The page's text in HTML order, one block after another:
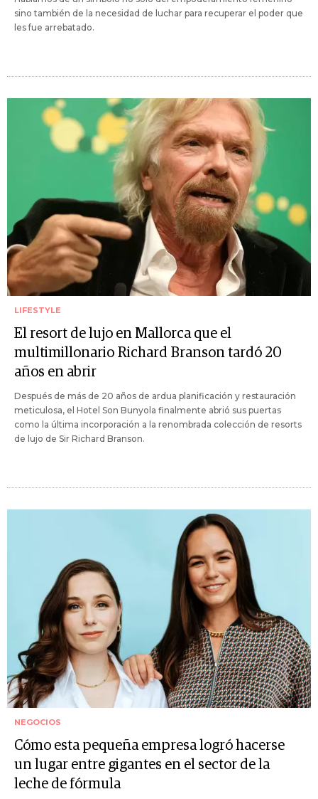
sino también de la necesidad de luchar para recuperar el poder que
les fue arrebatado.
LIFESTYLE
El resort de lujo en Mallorca que el
multimillonario Richard Branson tardó 20
años en abrir
Después de más de 20 años de ardua planificación y restauración
meticulosa, el Hotel Son Bunyola finalmente abrió sus puertas
como la última incorporación a la renombrada colección de resorts
de lujo de Sir Richard Branson.
NEGOCIOS
Cómo esta pequeña empresa logró hacerse
un lugar entre gigantes en el sector de la
leche de fórmula